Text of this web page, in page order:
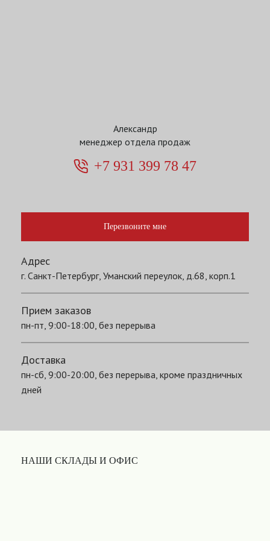
Александр
менеджер отдела продаж
+7 931 399 78 47
Перезвоните мне
Адрес
г. Санкт-Петербург, Уманский переулок, д.68, корп.1
Прием заказов
пн-пт, 9:00-18:00, без перерыва
Доставка
пн-сб, 9:00-20:00, без перерыва, кроме праздничных
дней
НАШИ СКЛАДЫ И ОФИС